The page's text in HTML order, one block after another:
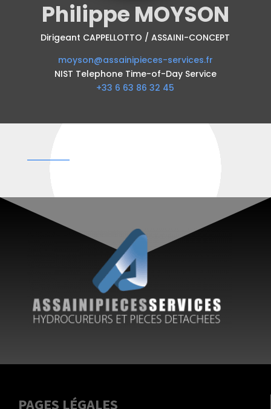
Philippe MOYSON
Dirigeant CAPPELLOTTO / ASSAINI-CONCEPT
moyson@assainipieces-services.fr
NIST Telephone Time-of-Day Service
+33 6 63 86 32 45
PAGES LÉGALES